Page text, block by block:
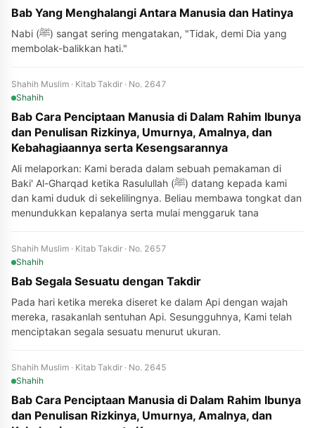
Bab Yang Menghalangi Antara Manusia dan Hatinya
Nabi (ﷺ) sangat sering mengatakan, "Tidak, demi Dia yang
membolak-balikkan hati."
Shahih Muslim · Kitab Takdir · No. 2647
Shahih
Bab Cara Penciptaan Manusia di Dalam Rahim Ibunya
dan Penulisan Rizkinya, Umurnya, Amalnya, dan
Kebahagiaannya serta Kesengsarannya
Ali melaporkan: Kami berada dalam sebuah pemakaman di
Baki' Al-Gharqad ketika Rasulullah (ﷺ) datang kepada kami
dan kami duduk di sekelilingnya. Beliau membawa tongkat dan
menundukkan kepalanya serta mulai menggaruk tana
Shahih Muslim · Kitab Takdir · No. 2657
Shahih
Bab Segala Sesuatu dengan Takdir
Pada hari ketika mereka diseret ke dalam Api dengan wajah
mereka, rasakanlah sentuhan Api. Sesungguhnya, Kami telah
menciptakan segala sesuatu menurut ukuran.
Shahih Muslim · Kitab Takdir · No. 2645
Shahih
Bab Cara Penciptaan Manusia di Dalam Rahim Ibunya
dan Penulisan Rizkinya, Umurnya, Amalnya, dan